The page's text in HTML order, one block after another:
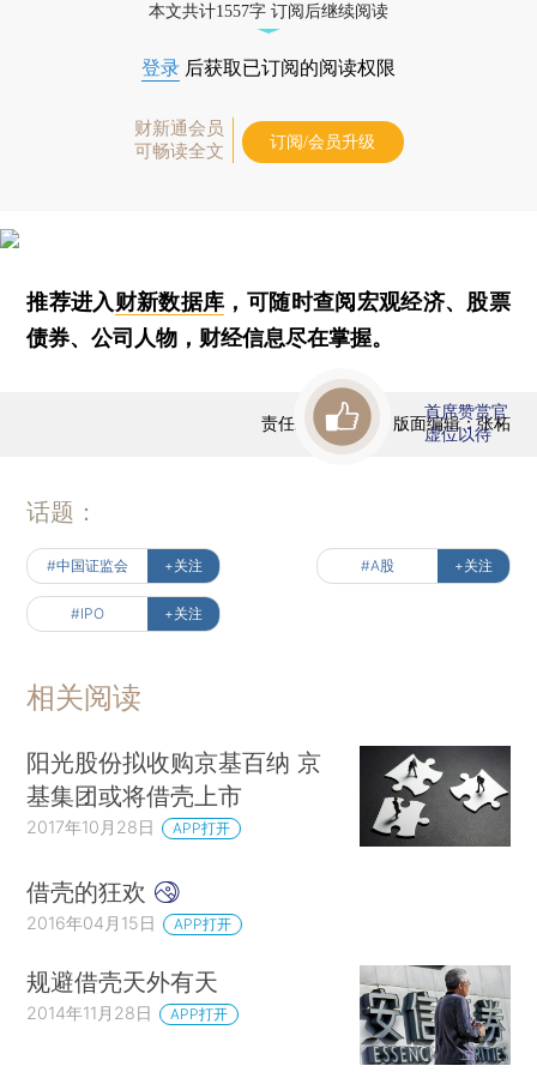
本文共计1557字 订阅后继续阅读
登录 后获取已订阅的阅读权限
财新通会员
可畅读全文
订阅/会员升级
推荐进入财新数据库 ，可随时查阅宏观经济、股票
债券、公司人物，财经信息尽在掌握。
责任编辑：蒋飞 | 版面编辑：张柘
首席赞赏官
虚位以待
话题：
#中国证监会 +关注 #A股 +关注
#IPO +关注
相关阅读
阳光股份拟收购京基百纳 京
基集团或将借壳上市
2017年10月28日 APP打开
借壳的狂欢
2016年04月15日 APP打开
规避借壳天外有天
2014年11月28日 APP打开